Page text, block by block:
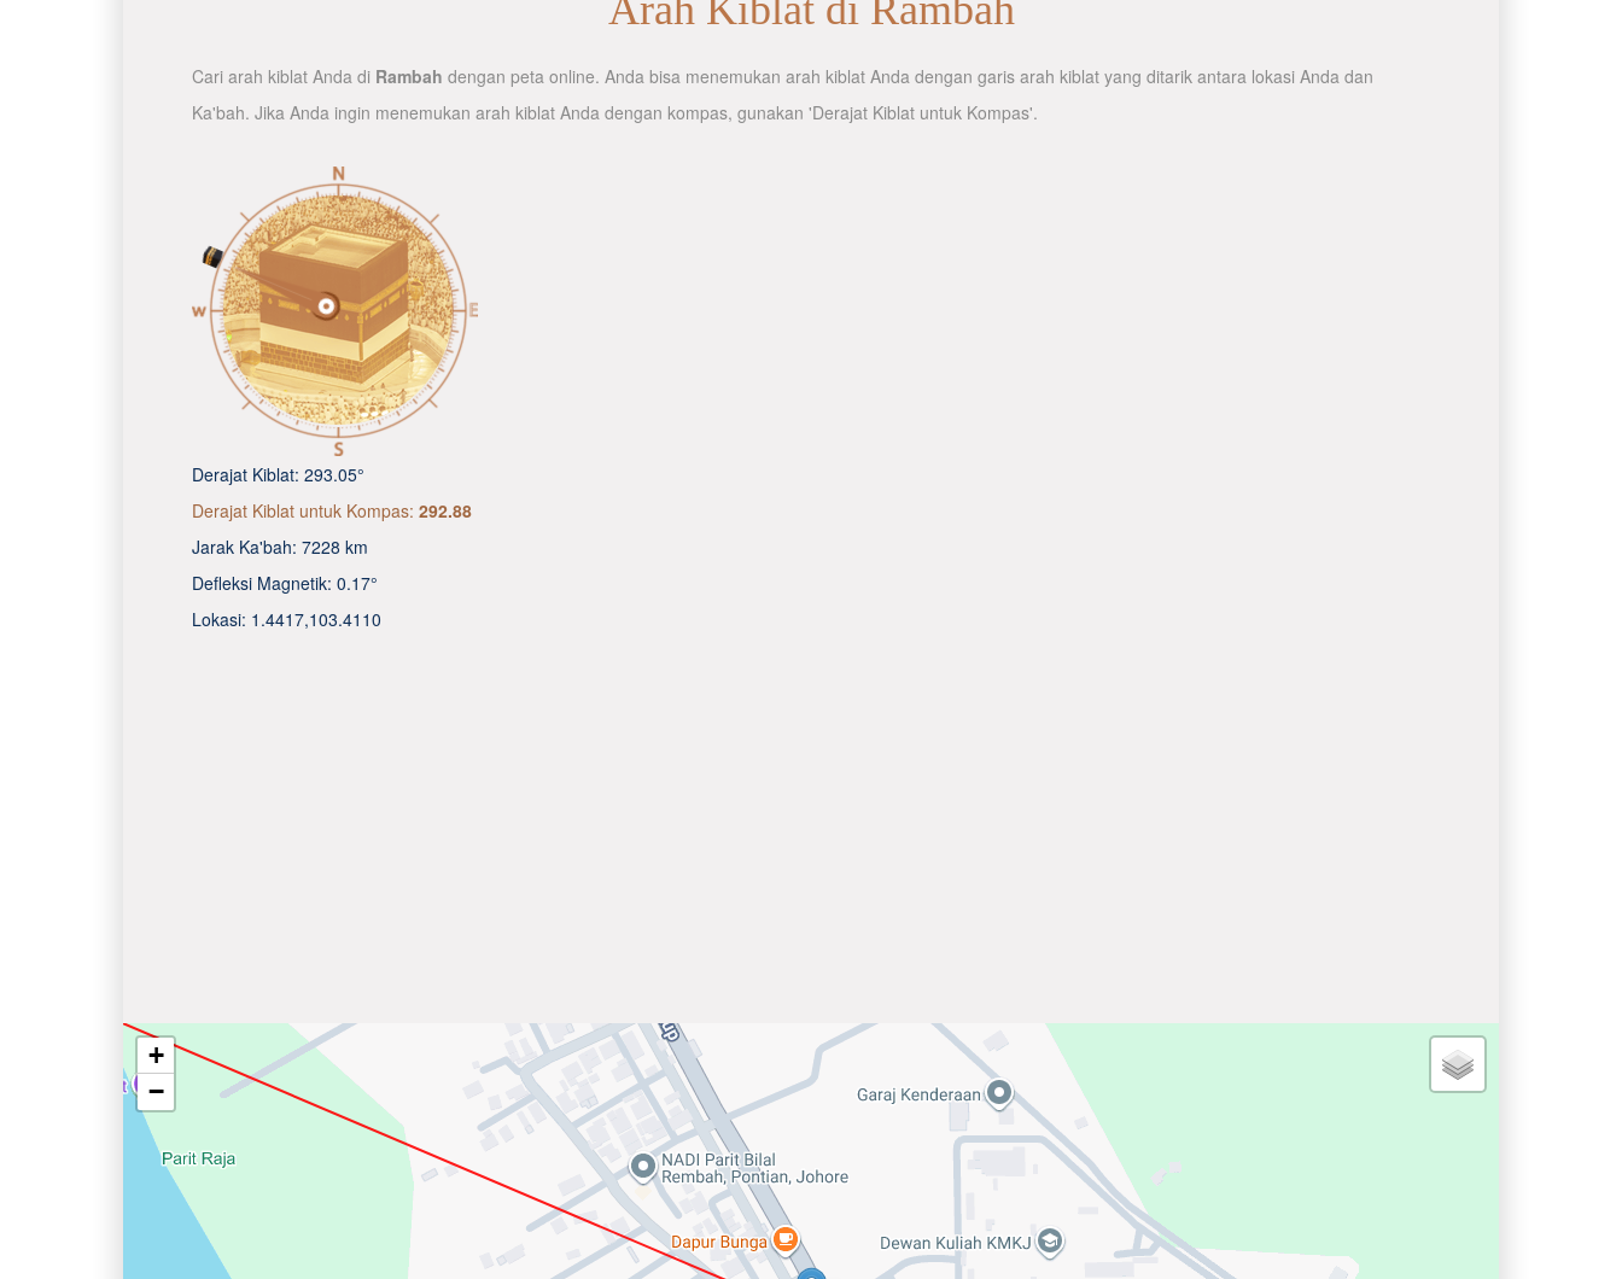
Arah Kiblat di Rambah
Cari arah kiblat Anda di Rambah dengan peta online. Anda bisa menemukan arah kiblat Anda dengan garis arah kiblat yang ditarik antara lokasi Anda dan
Ka'bah. Jika Anda ingin menemukan arah kiblat Anda dengan kompas, gunakan 'Derajat Kiblat untuk Kompas'.
Derajat Kiblat: 293.05°
Derajat Kiblat untuk Kompas: 292.88
Jarak Ka'bah: 7228 km
Defleksi Magnetik: 0.17°
Lokasi: 1.4417,103.4110
+
−